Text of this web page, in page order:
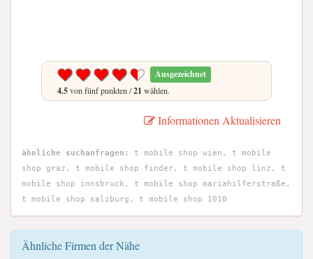
Ausgezeichnet
4.5von fünf punkten /21 wählen.
Informationen Aktualisieren
ähnliche suchanfragen:
t mobile shop wien, t mobile
shop graz, t mobile shop finder, t mobile shop linz, t
mobile shop innsbruck, t mobile shop mariahilferstraße,
t mobile shop salzburg, t mobile shop 1010
Ähnliche Firmen der Nähe